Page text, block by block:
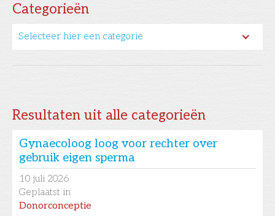
Categorieën
Selecteer hier een categorie
Resultaten uit alle categorieën
Gynaecoloog loog voor rechter over
gebruik eigen sperma
10 juli 2026
Geplaatst in
Donorconceptie